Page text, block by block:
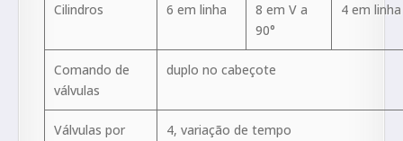
Cilindros 6 em linha
8 em V a
90°
4 em linha
Comando de
válvulas
duplo no cabeçote
Válvulas por
4, variação de tempo